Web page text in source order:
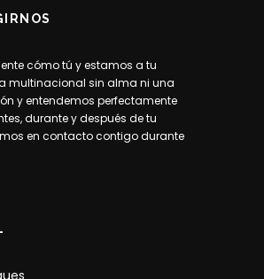
cómo tú y estamos a tu
multinacional sin alma ni una
y entendemos perfectamente
durante y después de tu
en contacto contigo durante